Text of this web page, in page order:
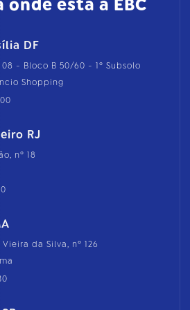
onde está a EBC
DF
08 - Bloco B 50/60 - 1º Subsolo
Shopping
RJ
nº 18
da Silva, nº 126